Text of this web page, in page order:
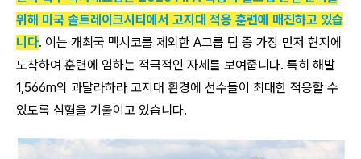
위해 미국 솔트레이크시티에서 고지대 적응 훈련에 매진하고 있습
니다. 이는 개최국 멕시코를 제외한 A그룹 팀 중 가장 먼저 현지에
도착하여 훈련에 임하는 적극적인 자세를 보여줍니다. 특히 해발
1,566m의 과달라하라 고지대 환경에 선수들이 최대한 적응할 수
있도록 심혈을 기울이고 있습니다.